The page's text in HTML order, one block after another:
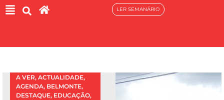
LER SEMANÁRIO
A VER, ACTUALIDADE,
AGENDA, BELMONTE,
DESTAQUE, EDUCAÇÃO,